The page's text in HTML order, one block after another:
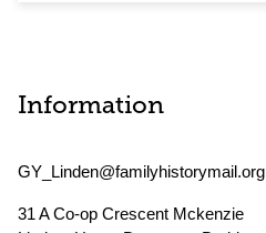
Information
GY_Linden@familyhistorymail.org
31 A Co-op Crescent Mckenzie